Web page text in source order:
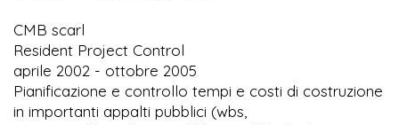
CMB scarl
Resident Project Control
aprile 2002 - ottobre 2005
Pianificazione e controllo tempi e costi di costruzione
in importanti appalti pubblici (wbs,